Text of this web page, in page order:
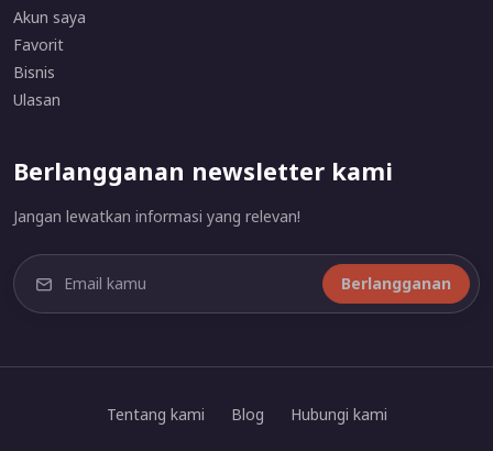
Akun saya
Favorit
Bisnis
Ulasan
Berlangganan newsletter kami
Jangan lewatkan informasi yang relevan!
Berlangganan
Tentang kami Blog Hubungi kami